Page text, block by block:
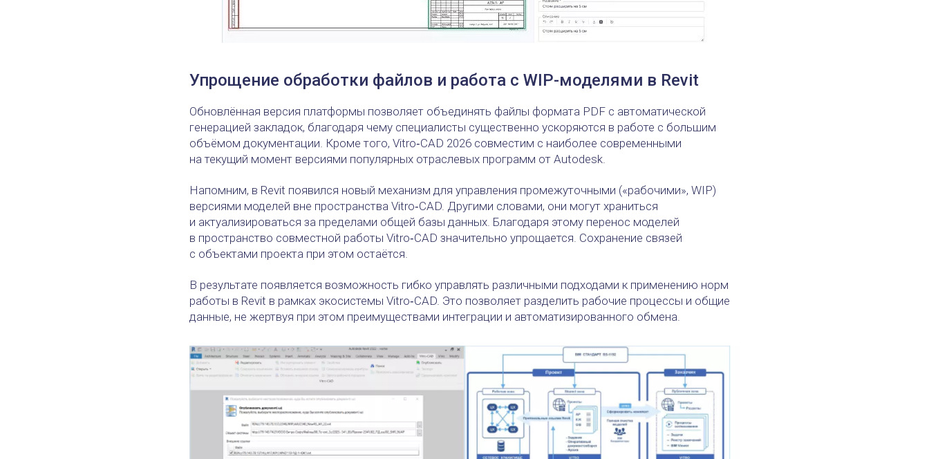
Упрощение обработки файлов и работа с WIP-моделями в Revit
Обновлённая версия платформы позволяет объединять файлы формата PDF с автоматической
генерацией закладок, благодаря чему специалисты существенно ускоряются в работе с большим
объёмом документации. Кроме того, Vitro‑CAD 2026 совместим с наиболее современными
на текущий момент версиями популярных отраслевых программ от Autodesk.
Напомним, в Revit появился новый механизм для управления промежуточными («рабочими», WIP)
версиями моделей вне пространства Vitro‑CAD. Другими словами, они могут храниться
и актуализироваться за пределами общей базы данных. Благодаря этому перенос моделей
в пространство совместной работы Vitro‑CAD значительно упрощается. Сохранение связей
с объектами проекта при этом остаётся.
В результате появляется возможность гибко управлять различными подходами к применению норм
работы в Revit в рамках экосистемы Vitro‑CAD. Это позволяет разделить рабочие процессы и общие
данные, не жертвуя при этом преимуществами интеграции и автоматизированного обмена.